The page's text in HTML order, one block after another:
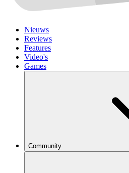
Nieuws
Reviews
Features
Video's
Games
Community